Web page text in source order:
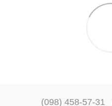
(098) 458-57-31